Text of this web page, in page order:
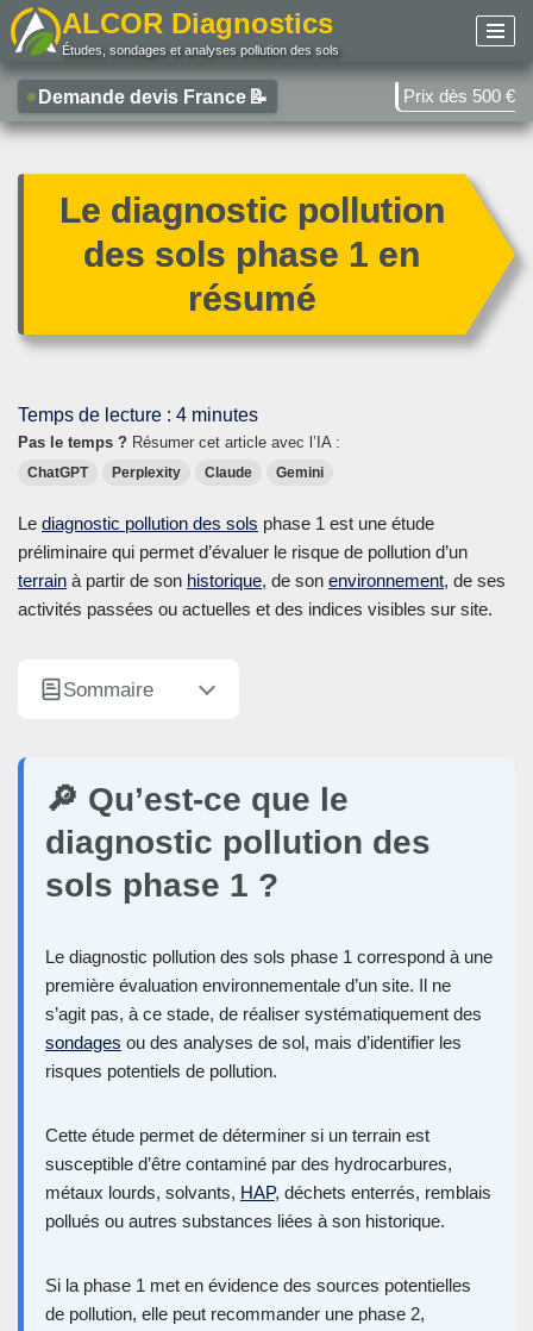
au
contenu
ALCOR Diagnostics
Études, sondages et analyses pollution des sols
Demande devis France 📝 Prix dès 500 €
Le diagnostic pollution
des sols phase 1 en
résumé
Temps de lecture : 4 minutes
Pas le temps ? Résumer cet article avec l’IA :
ChatGPT Perplexity Claude Gemini
Le diagnostic pollution des sols phase 1 est une étude
préliminaire qui permet d’évaluer le risque de pollution d’un
terrain à partir de son historique, de son environnement, de ses
activités passées ou actuelles et des indices visibles sur site.
Sommaire
🔎 Qu’est-ce que le
diagnostic pollution des
sols phase 1 ?
Le diagnostic pollution des sols phase 1 correspond à une
première évaluation environnementale d’un site. Il ne
s’agit pas, à ce stade, de réaliser systématiquement des
sondages ou des analyses de sol, mais d’identifier les
risques potentiels de pollution.
Cette étude permet de déterminer si un terrain est
susceptible d’être contaminé par des hydrocarbures,
métaux lourds, solvants, HAP, déchets enterrés, remblais
pollués ou autres substances liées à son historique.
Si la phase 1 met en évidence des sources potentielles
de pollution, elle peut recommander une phase 2,